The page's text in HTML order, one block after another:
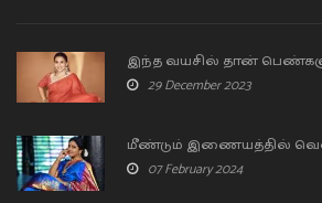
இந்த வயசில் தான்
29 December 2023
மீண்டும் இணையத்தில்
07 February 2024